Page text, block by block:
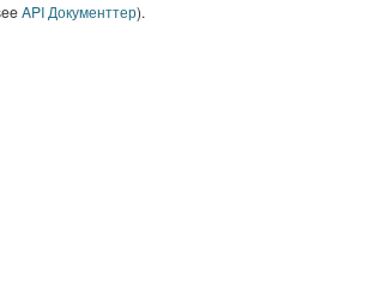
API Документтер).